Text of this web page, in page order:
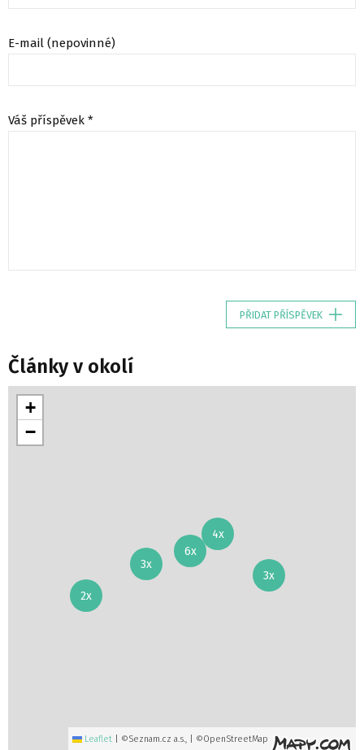
E-mail (nepovinné)
Váš příspěvek *
PŘIDAT PŘÍSPĚVEK
Články v okolí
2x
3x
3x
4x
6x
+
−
Leaflet ©Seznam.cz a.s., | ©OpenStreetMap